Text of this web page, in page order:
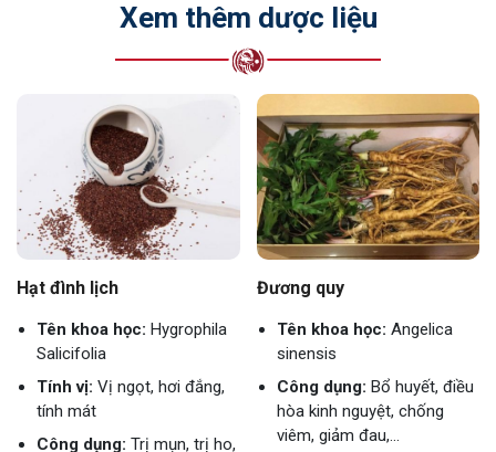
Xem thêm dược liệu
Hạt đình lịch
Tên khoa học: Hygrophila
Salicifolia
Tính vị: Vị ngọt, hơi đắng,
tính mát
Công dụng: Trị mụn, trị ho,
Đương quy
Tên khoa học: Angelica
sinensis
Công dụng: Bổ huyết, điều
hòa kinh nguyệt, chống
viêm, giảm đau,...